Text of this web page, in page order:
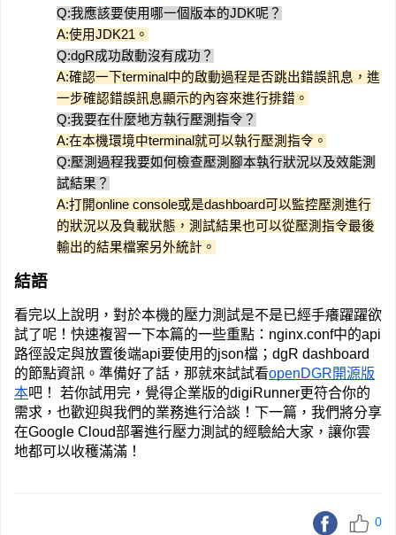
Q:我應該要使用哪一個版本的JDK呢？
A:使用JDK21。
Q:dgR成功啟動沒有成功？
A:確認一下terminal中的啟動過程是否跳出錯誤訊息，進
一步確認錯誤訊息顯示的內容來進行排錯。
Q:我要在什麼地方執行壓測指令？
A:在本機環境中terminal就可以執行壓測指令。
Q:壓測過程我要如何檢查壓測腳本執行狀況以及效能測
試結果？
A:打開online console或是dashboard可以監控壓測進行
的狀況以及負載狀態，測試結果也可以從壓測指令最後
輸出的結果檔案另外統計。
結語
看完以上說明，對於本機的壓力測試是不是已經手癢躍躍欲
試了呢！快速複習一下本篇的一些重點：nginx.conf中的api
路徑設定與放置後端api要使用的json檔；dgR dashboard
的節點資訊。準備好了話，那就來試試看openDGR開源版
本吧！ 若你試用完，覺得企業版的digiRunner更符合你的
需求，也歡迎與我們的業務進行洽談！下一篇，我們將分享
在Google Cloud部署進行壓力測試的經驗給大家，讓你雲
地都可以收穫滿滿！
0